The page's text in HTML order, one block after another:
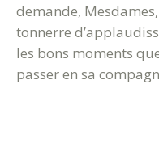
demande,
tonnerre
les bons moments
passer en sa